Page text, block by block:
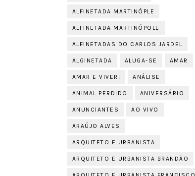
ALFINETADA MARTINÓPLE
ALFINETADA MARTINÓPOLE
ALFINETADAS DO CARLOS JARDEL
ALGINETADA ALUGA-SE AMAR
AMAR E VIVER! ANÁLISE
ANIMAL PERDIDO ANIVERSÁRIO
ANUNCIANTES AO VIVO
ARAÚJO ALVES
ARQUITETO E URBANISTA
ARQUITETO E URBANISTA BRANDÃO